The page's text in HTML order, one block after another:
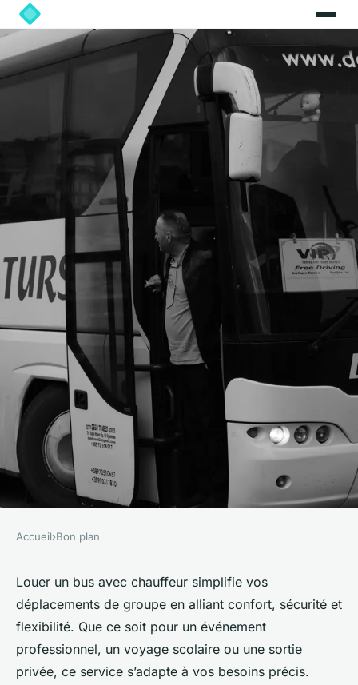
BON PLAN
Location bus avec chauffeur :
le transport qui vous
ressemble !
Léonie• 8 septembre 2025•5 min de lecture
Accueil›Bon plan
Louer un bus avec chauffeur simplifie vos
déplacements de groupe en alliant confort, sécurité et
flexibilité. Que ce soit pour un événement
professionnel, un voyage scolaire ou une sortie
privée, ce service s’adapte à vos besoins précis.